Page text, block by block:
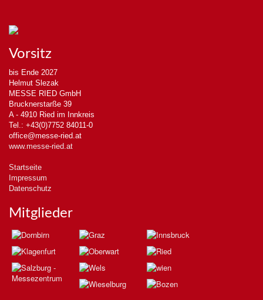
Vorsitz
bis Ende 2027
Helmut Slezak
MESSE RIED GmbH
Brucknerstarße 39
A - 4910 Ried im Innkreis
Tel.: +43(0)7752 84011-0
office@messe-ried.at
www.messe-ried.at
Startseite
Impressum
Datenschutz
Mitglieder